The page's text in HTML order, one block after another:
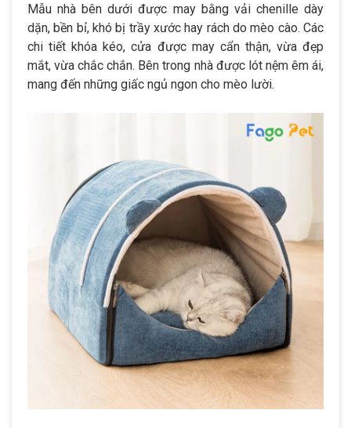
Mẫu nhà bên dưới được may bằng vải chenille dày
dặn, bền bỉ, khó bị trầy xước hay rách do mèo cào. Các
chi tiết khóa kéo, cửa được may cẩn thận, vừa đẹp
mắt, vừa chắc chắn. Bên trong nhà được lót nệm êm ái,
mang đến những giấc ngủ ngon cho mèo lười.